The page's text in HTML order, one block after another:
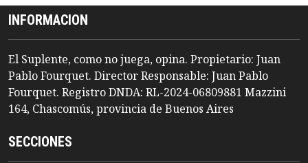
INFORMACION
El Suplente, como no juega, opina. Propietario: Juan
Pablo Fourquet. Director Responsable: Juan Pablo
Fourquet. Registro DNDA: RL-2024-06809881 Mazzini
164, Chascomús, provincia de Buenos Aires
SECCIONES